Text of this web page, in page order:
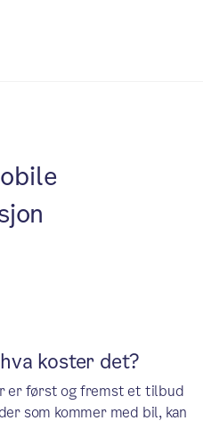
koster det?
er først og fremst et tilbud
som kommer med bil, kan